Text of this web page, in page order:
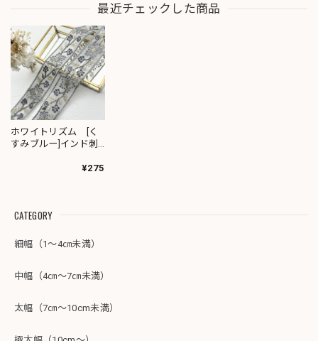
最近チェックした商品
ホワイトリズム [く
すみブルー]インド刺
¥275
CATEGORY
細幅（1～4㎝未満）
中幅（4㎝～7㎝未満）
太幅（7㎝～10cm未満）